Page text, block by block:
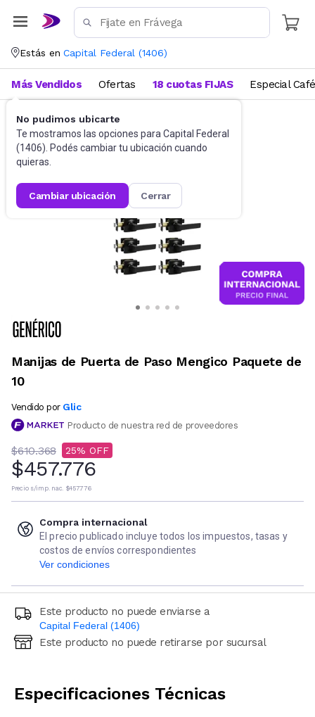
Estás en Capital Federal (1406)
No pudimos ubicarte
Te mostramos las opciones para Capital Federal
(1406). Podés cambiar tu ubicación cuando
quieras.
cambiar ubicación cerrar
Más Vendidos Ofertas 18 cuotas FIJAS Especial Café
Herramientas y Construcción
Manijas de Puerta de Paso Mengico Paquete de
10
Vendido por Glic
Producto de nuestra red de proveedores
$610.368 25
$457.776
Precio s/imp. nac. $457.776
Compra internacional
El precio publicado incluye todos los impuestos, tasas y
costos de envíos correspondientes
Ver condiciones
Este producto no puede enviarse a
Capital Federal (1406)
Ingresá código postal (sólo números)
Este producto no puede retirarse por sucursal
Especificaciones Técnicas